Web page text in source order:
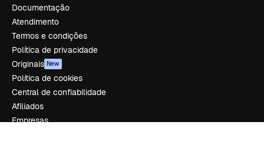
Documentação
Atendimento
Termos e condições
Política de privacidade
Originais New
Política de cookies
Central de confiabilidade
Afiliados
Empresas